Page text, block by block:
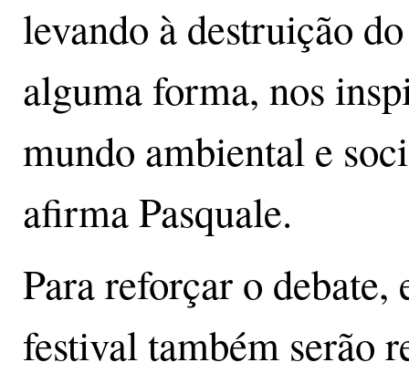
levando à destruição
alguma forma, nos
mundo ambiental e
afirma Pasquale.
Para reforçar o debate,
festival também serão